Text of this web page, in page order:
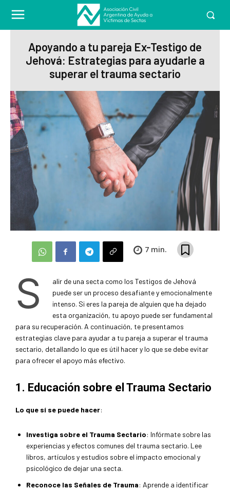
Apoyando a tu pareja Ex-Testigo de
Jehová: Estrategias para ayudarle a
superar el trauma sectario
7min.
S
alir de una secta como los Testigos de Jehová
puede ser un proceso desafiante y emocionalmente
intenso. Si eres la pareja de alguien que ha dejado
esta organización, tu apoyo puede ser fundamental
para su recuperación. A continuación, te presentamos
estrategias clave para ayudar a tu pareja a superar el trauma
sectario, detallando lo que es útil hacer y lo que se debe evitar
para ofrecer el apoyo más efectivo.
1. Educación sobre el Trauma Sectario
Lo que sí se puede hacer:
Investiga sobre el Trauma Sectario: Infórmate sobre las
experiencias y efectos comunes del trauma sectario. Lee
libros, artículos y estudios sobre el impacto emocional y
psicológico de dejar una secta.
Reconoce las Señales de Trauma: Aprende a identificar